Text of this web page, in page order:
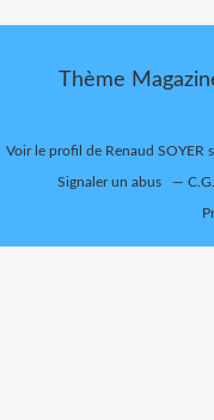
Thème
Voir le profil de Renaud SOYER
Signaler un abus